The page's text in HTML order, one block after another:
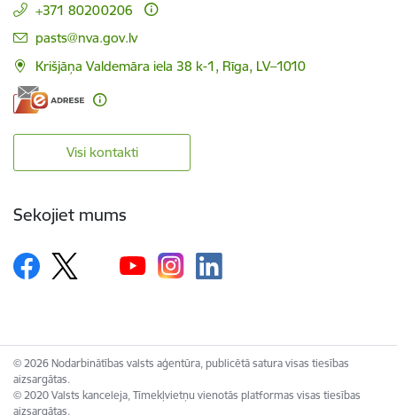
+371 80200206
E-pasts:
pasts@nva.gov.lv
Krišjāņa Valdemāra iela 38 k-1, Rīga, LV–1010
Visi kontakti
Sekojiet mums
© 2026 Nodarbinātības valsts aģentūra, publicētā satura visas tiesības
aizsargātas.
© 2020 Valsts kanceleja, Tīmekļvietņu vienotās platformas visas tiesības
aizsargātas.